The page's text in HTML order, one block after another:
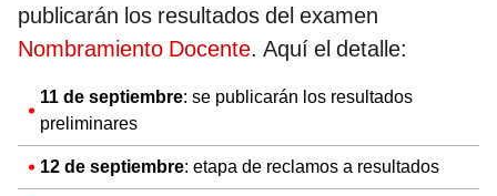
publicarán los resultados del examen
Nombramiento Docente. Aquí el detalle:
11 de septiembre: se publicarán los resultados
preliminares
12 de septiembre: etapa de reclamos a resultados